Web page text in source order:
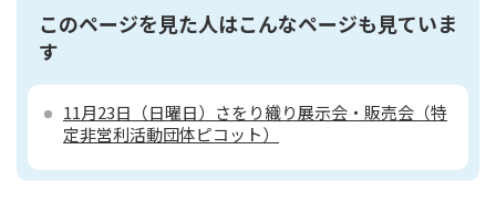
このページを見た人はこんなページも見ていま
す
11月23日（日曜日）さをり織り展示会・販売会（特
定非営利活動団体ピコット）